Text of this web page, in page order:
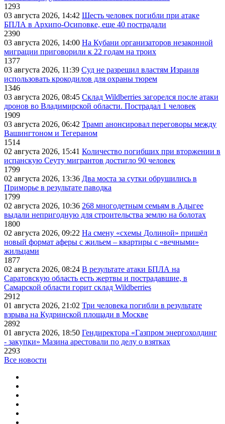
1293
03 августа 2026, 14:42 Шесть человек погибли при атаке
БПЛА в Архипо-Осиповке, еще 40 пострадали
2390
03 августа 2026, 14:00 На Кубани организаторов незаконной
миграции приговорили к 22 годам на троих
1377
03 августа 2026, 11:39 Суд не разрешил властям Израиля
использовать крокодилов для охраны тюрем
1346
03 августа 2026, 08:45 Склад Wildberries загорелся после атаки
дронов во Владимирской области. Пострадал 1 человек
1909
03 августа 2026, 06:42 Трамп анонсировал переговоры между
Вашингтоном и Тегераном
1514
02 августа 2026, 15:41 Количество погибших при вторжении в
испанскую Сеуту мигрантов достигло 90 человек
1799
02 августа 2026, 13:36 Два моста за сутки обрушились в
Приморье в результате паводка
1799
02 августа 2026, 10:36 268 многодетным семьям в Адыгее
выдали непригодную для строительства землю на болотах
1800
02 августа 2026, 09:22 На смену «схемы Долиной» пришёл
новый формат аферы с жильем – квартиры с «вечными»
жильцами
1877
02 августа 2026, 08:24 В результате атаки БПЛА на
Саратовскую область есть жертвы и пострадавшие, в
Самарской области горит склад Wildberries
2912
01 августа 2026, 21:02 Три человека погибли в результате
взрыва на Кудринской площади в Москве
2892
01 августа 2026, 18:50 Гендиректора «Газпром энергохолдинг
- закупки» Мазина арестовали по делу о взятках
2293
Все новости